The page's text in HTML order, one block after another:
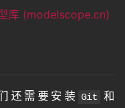
库 (modelscope.cn)
还需要安装 Git 和